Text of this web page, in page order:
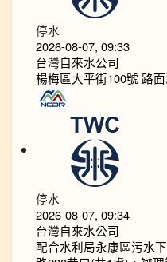
停水
2026-08-07, 09:33
台灣自來水公司
楊梅區大平街100號 路
停水
2026-08-07, 09:34
台灣自來水公司
配合水利局永康區污水